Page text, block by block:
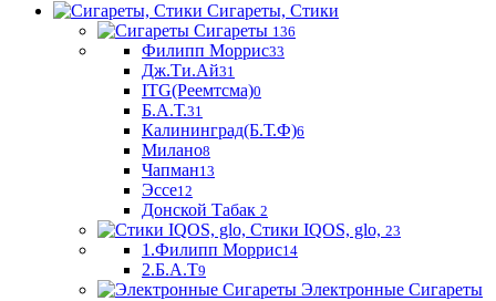
Сигареты, Стики
Сигареты 136
Филипп Моррис33
Дж.Ти.Ай31
ITG(Реемтсма)0
Б.А.Т.31
Калининград(Б.Т.Ф)6
Милано8
Чапман13
Эссе12
Донской Табак 2
Стики IQOS, glo, 23
1.Филипп Моррис14
2.Б.А.Т9
Электронные Сигареты